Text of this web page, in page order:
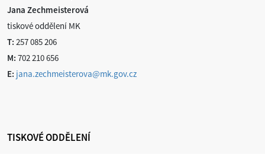
Jana Zechmeisterová
tiskové oddělení MK
T: 257 085 206
M: 702 210 656
E: jana.zechmeisterova@mk.gov.cz
TISKOVÉ ODDĚLENÍ